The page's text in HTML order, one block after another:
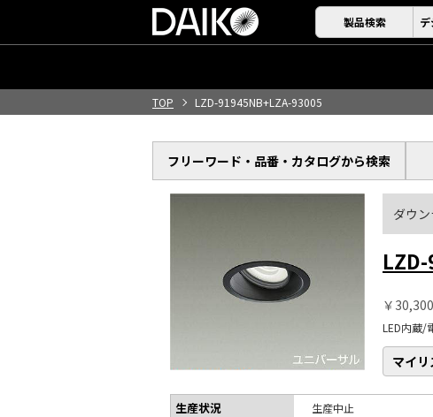
製品検索
TOP
LZD-91945NB+LZA-93005
フリーワード・品番・ カタログから検索
ダウ
￥
LED内蔵/
マイ
生産状況 生産中止